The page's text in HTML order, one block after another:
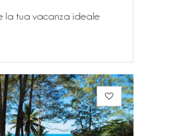
la tua vacanza ideale